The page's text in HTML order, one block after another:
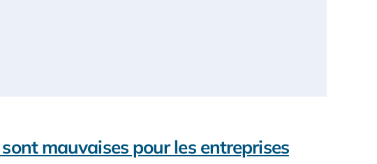
mauvaises pour les entreprises